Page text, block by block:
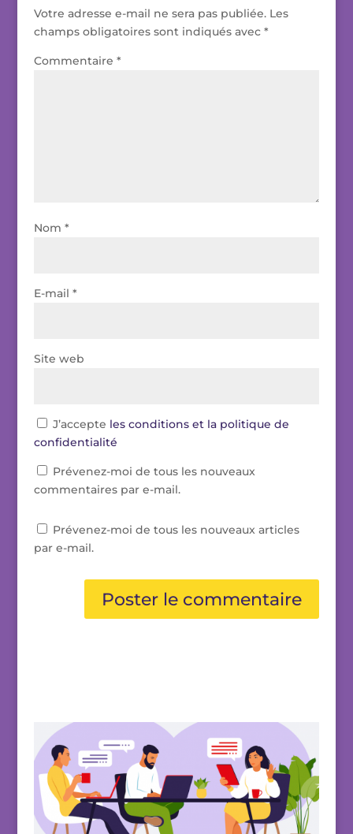
Votre adresse e-mail ne sera pas publiée. Les
champs obligatoires sont indiqués avec *
Commentaire *
Nom *
E-mail *
Site web
J’accepte les conditions et la politique de
confidentialité
Prévenez-moi de tous les nouveaux
commentaires par e-mail.
Prévenez-moi de tous les nouveaux articles
par e-mail.